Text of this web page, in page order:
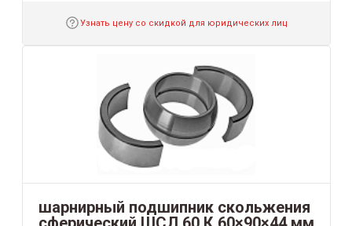
Узнать цену со скидкой для юридических лиц
шарнирный подшипник скольжения